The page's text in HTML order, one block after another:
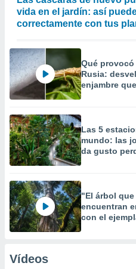
vida en el jardín: así
correctamente con tus
Qué
Rusia:
enjambre
Las 5
mundo: las
da gusto
"El árbol
encuentran
con el
Vídeos